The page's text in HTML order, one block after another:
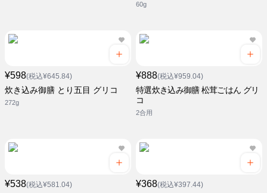
60g
¥598(税込¥645.84)
炊き込み御膳 とり五目 グリコ
272g
¥888(税込¥959.04)
特選炊き込み御膳 松茸ごはん グリ
コ
2合用
¥538(税込¥581.04) ¥368(税込¥397.44)